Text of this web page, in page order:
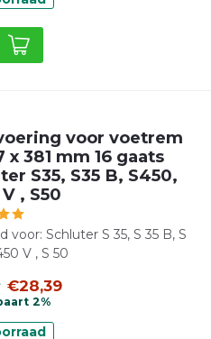
voor voetrem
x 381 mm 16 gaats
S35, S35 B, S450,
, S50
voor: Schluter S 35, S 35 B, S
V , S 50
€28,39
2%